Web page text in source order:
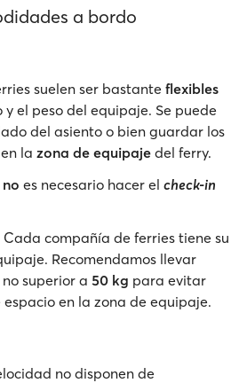
a bordo
suelen ser bastante flexibles
el peso del equipaje. Se puede
del asiento o bien guardar los
la zona de equipaje del ferry.
no es necesario hacer el check-in
Cada compañía de ferries tiene su
Recomendamos llevar
superior a 50 kg para evitar
en la zona de equipaje.
no disponen de